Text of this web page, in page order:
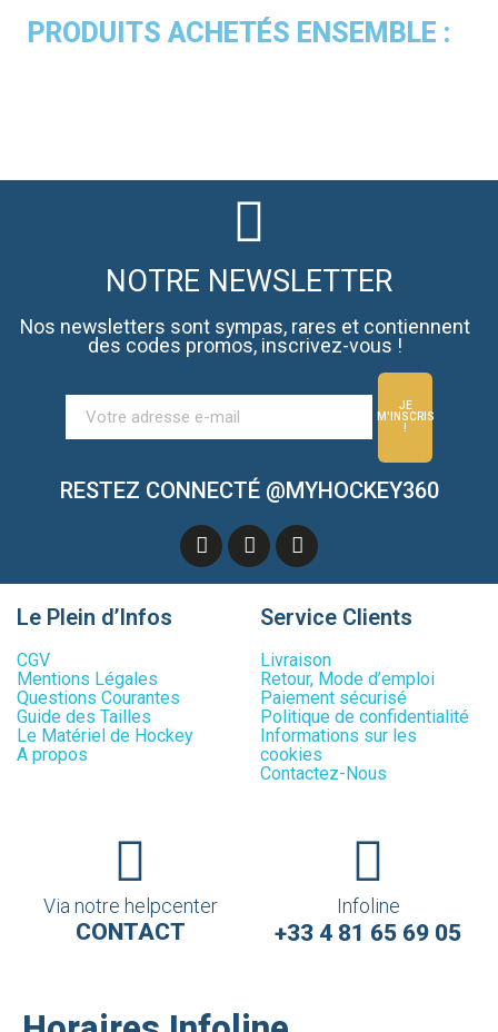
PRODUITS ACHETÉS ENSEMBLE :
NOTRE NEWSLETTER
Nos newsletters sont sympas, rares et contiennent
des codes promos, inscrivez-vous !
JE
M'INSCRIS
!
RESTEZ CONNECTÉ @MYHOCKEY360
Le Plein d’Infos
CGV
Mentions Légales
Questions Courantes
Guide des Tailles
Le Matériel de Hockey
A propos
Service Clients
Livraison
Retour, Mode d’emploi
Paiement sécurisé
Politique de confidentialité
Informations sur les
cookies
Contactez-Nous
Via notre helpcenter
CONTACT
Infoline
+33 4 81 65 69 05